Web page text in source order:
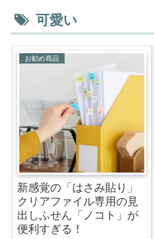
可愛い
お勧め商品
新感覚の「はさみ貼り」
クリアファイル専用の見
出しふせん「ノコト」が
便利すぎる！